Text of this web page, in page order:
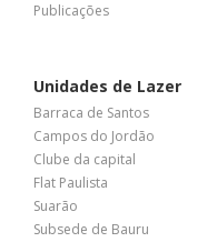
Publicações
Unidades de Lazer
Barraca de Santos
Campos do Jordão
Clube da capital
Flat Paulista
Suarão
Subsede de Bauru